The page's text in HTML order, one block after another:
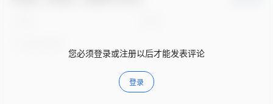
您必须登录或注册以后才能发表评论
登录